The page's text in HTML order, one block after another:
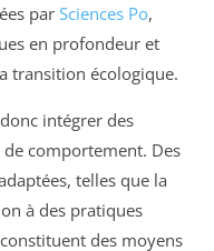
par Sciences Po,
en profondeur et
transition écologique.
intégrer des
comportement. Des
telles que la
à des pratiques
des moyens